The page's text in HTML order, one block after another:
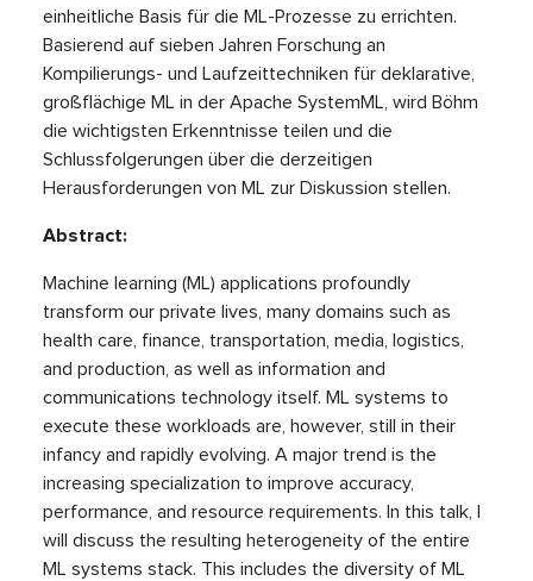
einheitliche Basis für die ML-Prozesse zu errichten.
Basierend auf sieben Jahren Forschung an
Kompilierungs- und Laufzeittechniken für deklarative,
großflächige ML in der Apache SystemML, wird Böhm
die wichtigsten Erkenntnisse teilen und die
Schlussfolgerungen über die derzeitigen
Herausforderungen von ML zur Diskussion stellen.
Abstract:
Machine learning (ML) applications profoundly
transform our private lives, many domains such as
health care, finance, transportation, media, logistics,
and production, as well as information and
communications technology itself. ML systems to
execute these workloads are, however, still in their
infancy and rapidly evolving. A major trend is the
increasing specialization to improve accuracy,
performance, and resource requirements. In this talk, I
will discuss the resulting heterogeneity of the entire
ML systems stack. This includes the diversity of ML